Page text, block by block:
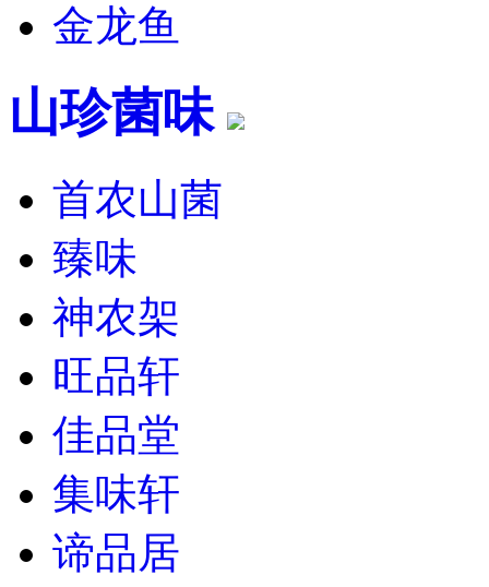
金龙鱼
山珍菌味
首农山菌
臻味
神农架
旺品轩
佳品堂
集味轩
谛品居